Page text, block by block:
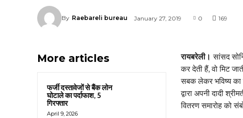
By Raebareli bureau January 27, 2019 0 169
More articles
फर्जी दस्तावेजों से बैंक लोन
घोटाले का पर्दाफाश, 5
गिरफ्तार
April 9, 2026
रायबरेली।सांसद
कर देती हैं, वो मिट
सबक लेकर भविष्य का
द्वारा अपनी दादी
वितरण समारोह को